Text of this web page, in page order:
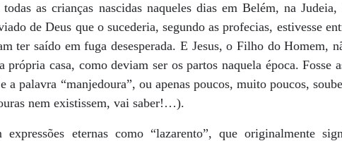
as crianças nascidas naqueles dias em Belém, na Judeia,
de Deus que o sucederia, segundo as profecias, estivesse
ter saído em fuga desesperada. E Jesus, o Filho do Homem,
própria casa, como deviam ser os partos naquela época. Fosse
a palavra “manjedoura”, ou apenas poucos, muito poucos,
nem existissem, vai saber!…).
eternas como “lazarento”, que originalmente